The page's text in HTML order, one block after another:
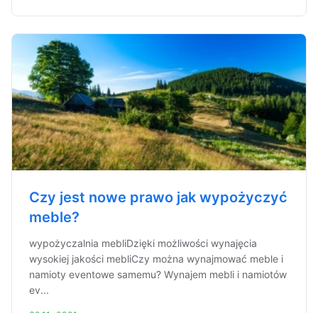
Czy jest nowe prawo jak wypożyczyć
meble?
wypożyczalnia mebliDzięki możliwości wynajęcia
wysokiej jakości mebliCzy można wynajmować meble i
namioty eventowe samemu? Wynajem mebli i namiotów
ev...